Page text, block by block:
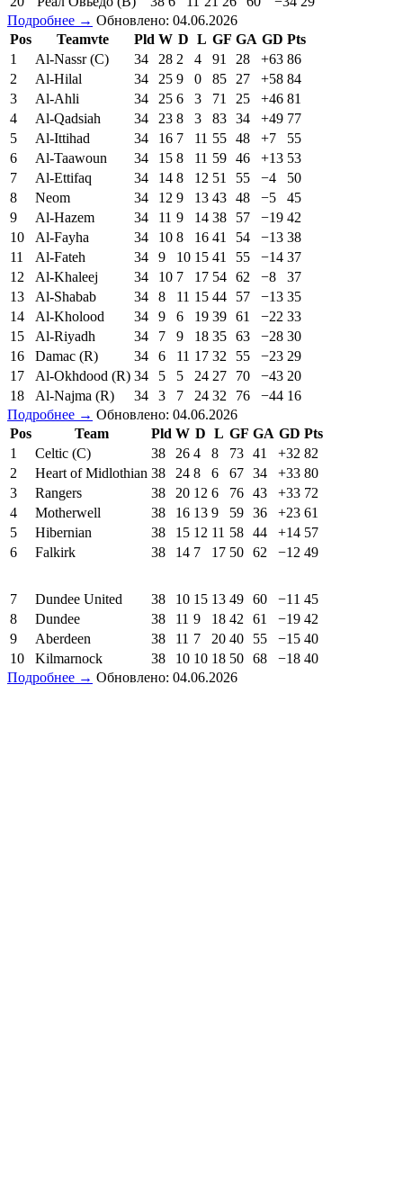
Подробнее → Обновлено: 04.06.2026
Pos
Teamvte Pld W D L GF GA GD Pts
1
Al-Nassr (C) 34 28 2 4 91 28 +63 86
2
Al-Hilal 34 25 9 0 85 27 +58 84
3
Al-Ahli 34 25 6 3 71 25 +46 81
4
Al-Qadsiah 34 23 8 3 83 34 +49 77
5
Al-Ittihad 34 16 7 11 55 48 +7
55
6
Al-Taawoun 34 15 8 11 59 46 +13 53
7
Al-Ettifaq 34 14 8 12 51 55 −4
50
8
Neom 34 12 9 13 43 48 −5
45
9
Al-Hazem 34 11 9 14 38 57 −19 42
10
Al-Fayha 34 10 8 16 41 54 −13 38
11
Al-Fateh 34 9 10 15 41 55 −14 37
12
Al-Khaleej 34 10 7 17 54 62 −8
37
13
Al-Shabab 34 8 11 15 44 57 −13 35
14
Al-Kholood 34 9 6 19 39 61 −22 33
15
Al-Riyadh 34 7 9 18 35 63 −28 30
16
Damac (R) 34 6 11 17 32 55 −23 29
17
Al-Okhdood (R) 34 5 5 24 27 70 −43 20
18
Al-Najma (R) 34 3 7 24 32 76 −44 16
Подробнее → Обновлено: 04.06.2026
Pos
Team Pld W D L GF GA GD Pts
1
Celtic (C) 38 26 4 8 73 41 +32 82
2
Heart of Midlothian 38 24 8 6 67 34 +33 80
3
Rangers 38 20 12 6 76 43 +33 72
4
Motherwell 38 16 13 9 59 36 +23 61
5
Hibernian 38 15 12 11 58 44 +14 57
6
Falkirk 38 14 7 17 50 62 −12 49
7 Dundee United 38 10 15 13 49 60 −11 45
8
Dundee 38 11 9 18 42 61 −19 42
9
Aberdeen 38 11 7 20 40 55 −15 40
10
Kilmarnock 38 10 10 18 50 68 −18 40
Подробнее → Обновлено: 04.06.2026